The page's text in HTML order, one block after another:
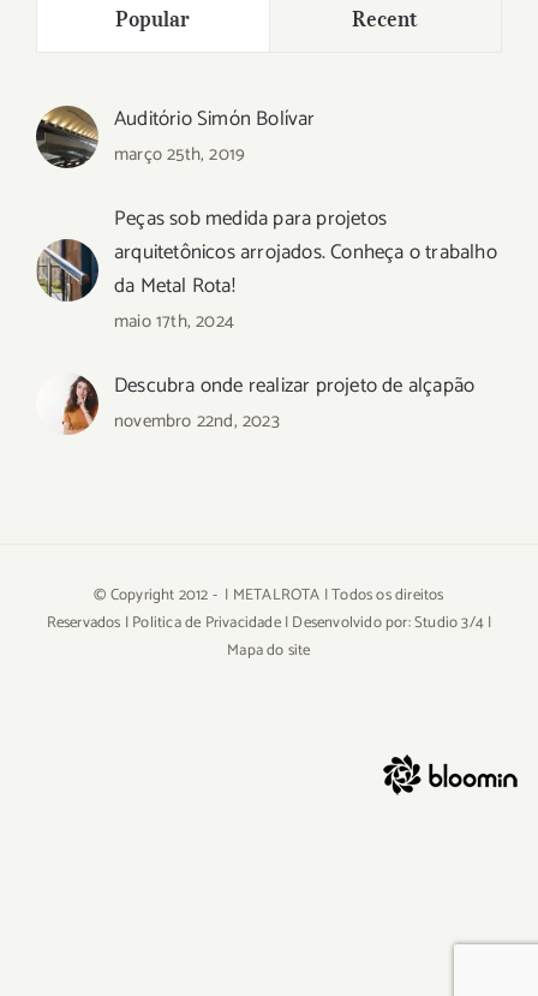
Popular Recent
Auditório Simón Bolívar
março 25th, 2019
Peças sob medida para projetos
arquitetônicos arrojados. Conheça o trabalho
da Metal Rota!
maio 17th, 2024
Descubra onde realizar projeto de alçapão
novembro 22nd, 2023
© Copyright 2012 - | METALROTA | Todos os direitos
Reservados |Politica de Privacidade| Desenvolvido por:Studio 3/4|
Mapa do site